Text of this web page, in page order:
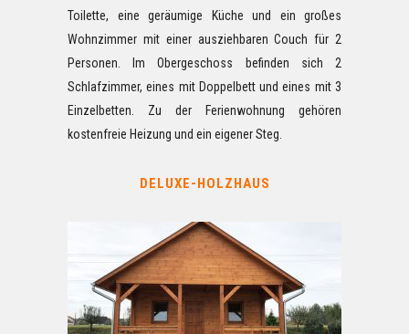
Toilette, eine geräumige Küche und ein großes
Wohnzimmer mit einer ausziehbaren Couch für 2
Personen. Im Obergeschoss befinden sich 2
Schlafzimmer, eines mit Doppelbett und eines mit 3
Einzelbetten. Zu der Ferienwohnung gehören
kostenfreie Heizung und ein eigener Steg.
DELUXE-HOLZHAUS